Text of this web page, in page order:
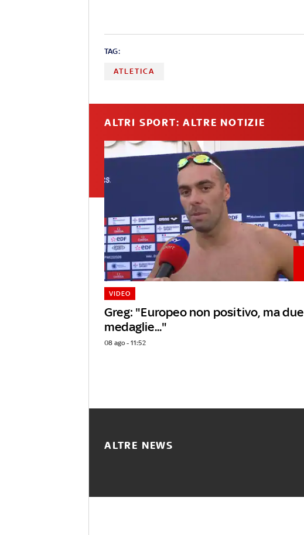
TAG:
ATLETICA
ALTRI SPORT: ALTRE NOTIZIE
Greg: "Europeo non positivo, ma due
medaglie..."
VIDEO
08 ago - 11:52
ALTRE NEWS